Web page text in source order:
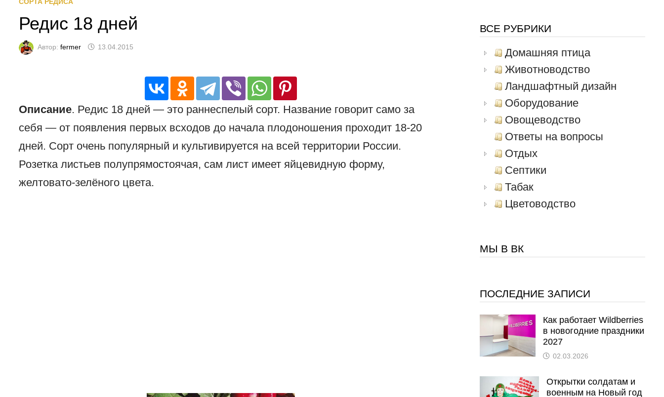
СОРТА РЕДИСА
Редис 18 дней
Автор:fermer 13.04.2015
Описание. Редис 18 дней — это раннеспелый сорт. Название говорит само за
себя — от появления первых всходов до начала плодоношения проходит 18-20
дней. Сорт очень популярный и культивируется на всей территории России.
Розетка листьев полупрямостоячая, сам лист имеет яйцевидную форму,
желтовато-зелёного цвета.
ВСЕ РУБРИКИ
Домашняя птица
Животноводство
Ландшафтный дизайн
Оборудование
Овощеводство
Ответы на вопросы
Отдых
Септики
Табак
Цветоводство
МЫ В ВК
ПОСЛЕДНИЕ ЗАПИСИ
Как работает Wildberries
в новогодние праздники
2027
02.03.2026
Открытки солдатам и
военным на Новый год